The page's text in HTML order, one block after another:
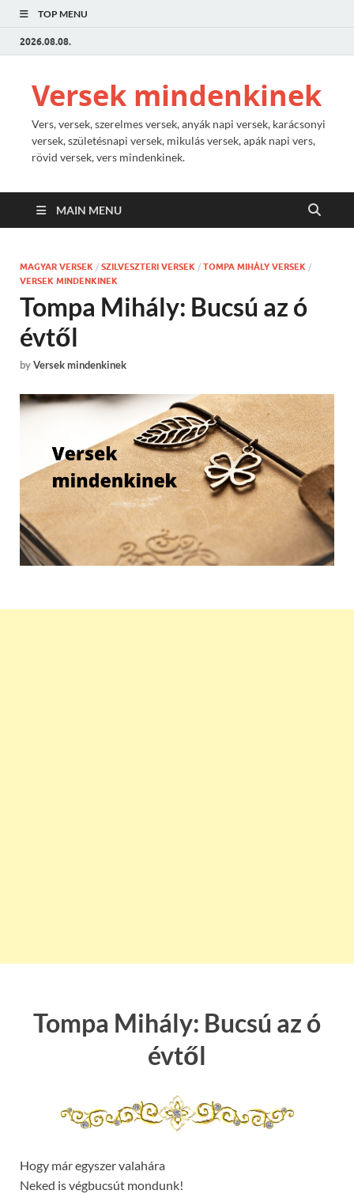
TOP MENU
2026.08.08.
Versek mindenkinek
Vers, versek, szerelmes versek, anyák napi versek, karácsonyi
versek, születésnapi versek, mikulás versek, apák napi vers,
rövid versek, vers mindenkinek.
MAIN MENU
MAGYAR VERSEK / SZILVESZTERI VERSEK / TOMPA MIHÁLY VERSEK /
VERSEK MINDENKINEK
Tompa Mihály: Bucsú az ó
évtől
byVersek mindenkinek
Tompa Mihály: Bucsú az ó
évtől
Hogy már egyszer valahára
Neked is végbucsút mondunk!